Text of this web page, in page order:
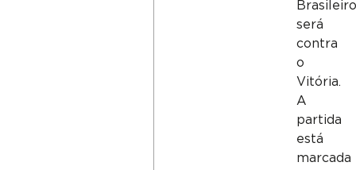
será
contra
o
Vitória.
A
partida
está
marcada